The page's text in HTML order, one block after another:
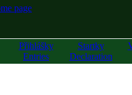
Přihlášky
Entries
Startky
Declaration